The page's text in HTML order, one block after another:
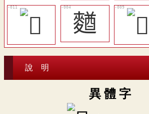
𪍑
說 明
異 體 字